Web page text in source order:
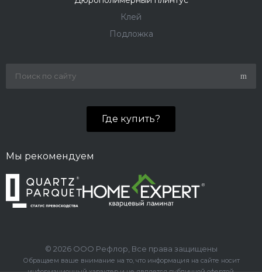
Клей
Подложка
Где купить?
Мы рекомендуем
© 2026 ООО Рефлор, Все права защищены
Обращаем ваше внимание на то, что информация на сайте носит